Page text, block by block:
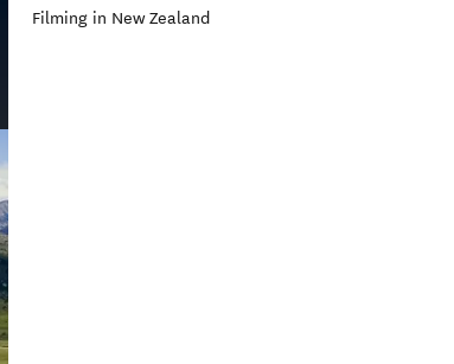
Filming in New Zealand